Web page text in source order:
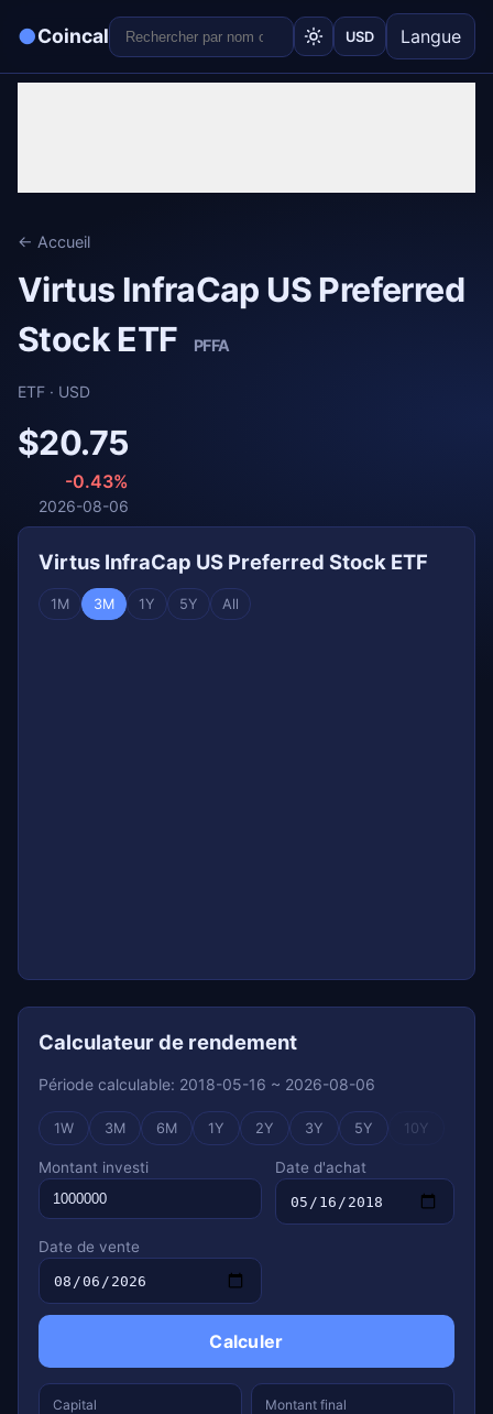
●Coincal USD Langue
← Accueil
Virtus InfraCap US Preferred
Stock ETF
PFFA
ETF · USD
$20.75
-0.43%
2026-08-06
Virtus InfraCap US Preferred Stock ETF
1M 3M 1Y 5Y All
Calculateur de rendement
Période calculable: 2018-05-16 ~ 2026-08-06
1W 3M 6M 1Y 2Y 3Y 5Y 10Y
Montant investi Date d'achat
Date de vente
Calculer
Capital Montant final